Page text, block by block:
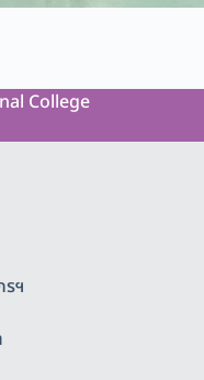
College
ฯ